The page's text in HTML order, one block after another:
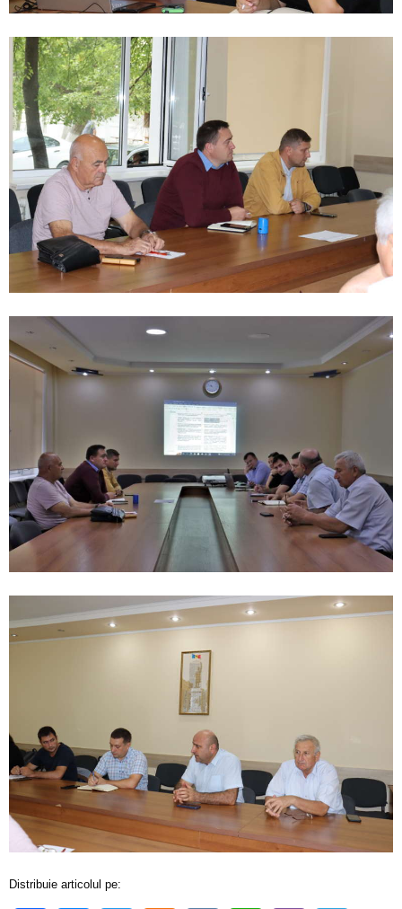
Distribuie articolul pe: